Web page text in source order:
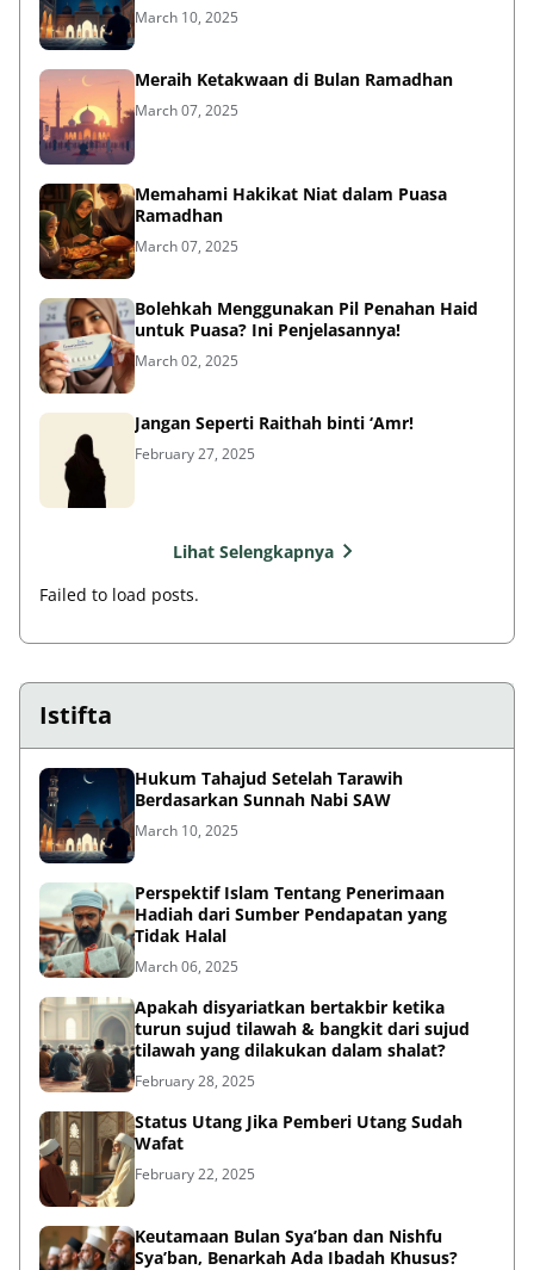
March 10, 2025
Meraih Ketakwaan di Bulan Ramadhan
March 07, 2025
Memahami Hakikat Niat dalam Puasa
Ramadhan
March 07, 2025
Bolehkah Menggunakan Pil Penahan Haid
untuk Puasa? Ini Penjelasannya!
March 02, 2025
Jangan Seperti Raithah binti ‘Amr!
February 27, 2025
Lihat Selengkapnya
Failed to load posts.
Istifta
Hukum Tahajud Setelah Tarawih
Berdasarkan Sunnah Nabi SAW
March 10, 2025
Perspektif Islam Tentang Penerimaan
Hadiah dari Sumber Pendapatan yang
Tidak Halal
March 06, 2025
Apakah disyariatkan bertakbir ketika
turun sujud tilawah & bangkit dari sujud
tilawah yang dilakukan dalam shalat?
February 28, 2025
Status Utang Jika Pemberi Utang Sudah
Wafat
February 22, 2025
Keutamaan Bulan Sya’ban dan Nishfu
Sya’ban, Benarkah Ada Ibadah Khusus?